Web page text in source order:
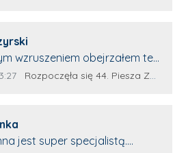
który przeprowadzi Pan
wzruszeniem obejrzałem ten
z
serca. Takie osoby
pielgrzymka nie jest tylko
komentarza:
Źródło komentarza:
Rozpoczęła się 44. Piesza Zamojsko-Lubaczowska Pielgrzymka na Jasną Górę!
jest super specjalistą.